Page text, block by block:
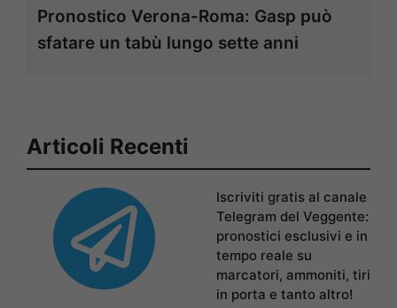
Pronostico Verona-Roma: Gasp può
sfatare un tabù lungo sette anni
Articoli Recenti
Iscriviti gratis al canale
Telegram del Veggente:
pronostici esclusivi e in
tempo reale su
marcatori, ammoniti, tiri
in porta e tanto altro!